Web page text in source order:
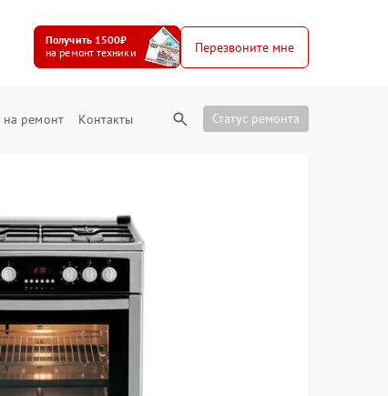
Получить 1500₽
на ремонт техники
Перезвоните мне
на ремонт Контакты Статус ремонта